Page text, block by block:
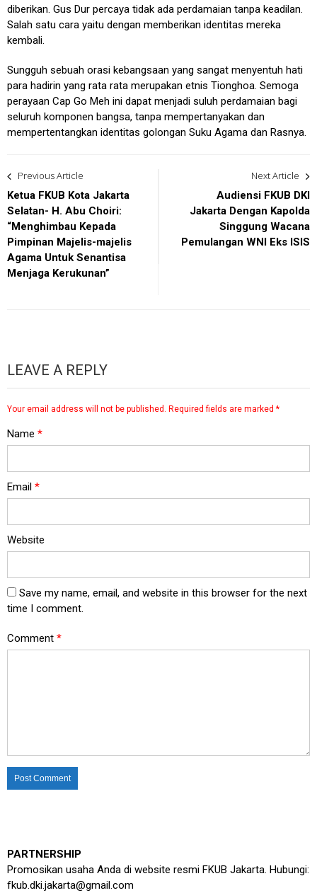
diberikan. Gus Dur percaya tidak ada perdamaian tanpa keadilan.
Salah satu cara yaitu dengan memberikan identitas mereka
kembali.
Sungguh sebuah orasi kebangsaan yang sangat menyentuh hati
para hadirin yang rata rata merupakan etnis Tionghoa. Semoga
perayaan Cap Go Meh ini dapat menjadi suluh perdamaian bagi
seluruh komponen bangsa, tanpa mempertanyakan dan
mempertentangkan identitas golongan Suku Agama dan Rasnya.
Post
navigation
Previous Article
Ketua FKUB Kota Jakarta
Selatan- H. Abu Choiri:
“Menghimbau Kepada
Pimpinan Majelis-majelis
Agama Untuk Senantisa
Menjaga Kerukunan”
Next Article
Audiensi FKUB DKI
Jakarta Dengan Kapolda
Singgung Wacana
Pemulangan WNI Eks ISIS
LEAVE A REPLY
Your email address will not be published. Required fields are marked *
Name *
Email *
Website
Save my name, email, and website in this browser for the next
time I comment.
Comment *
PARTNERSHIP
Promosikan usaha Anda di website resmi FKUB Jakarta. Hubungi:
fkub.dki.jakarta@gmail.com